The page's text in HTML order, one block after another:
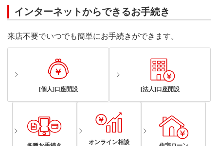
インターネットからできるお手続き
来店不要でいつでも簡単にお手続きができます。
[個人]口座開設 [法人]口座開設
オンライン相談